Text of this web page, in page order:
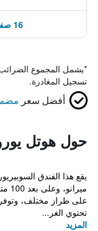
16 صفقة إضافية ابتداءً من 412 ﷼
*يشمل المجموع
تسجيل المغادرة.
أفضل سعر
حول هوتل
على طراز مختلف،
تحتوي الغر...
المزيد